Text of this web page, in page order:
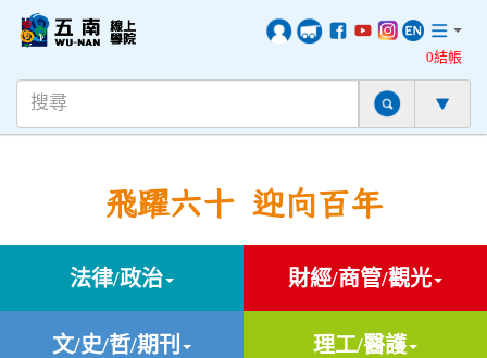
0結帳
飛躍六十 迎向百年
法律/政治 財經/商管/觀光
文/史/哲/期刊 理工/醫護